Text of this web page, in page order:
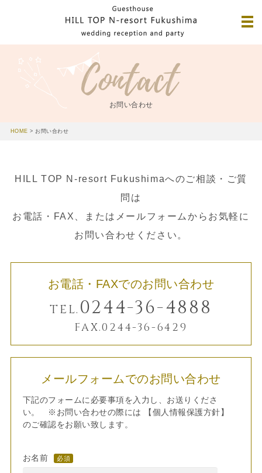
お問い合わせ
HOME > お問い合わせ
HILL TOP N-resort Fukushimaへのご相談・ご質
問は
お電話・FAX、またはメールフォームからお気軽に
お問い合わせください。
お電話・FAXでのお問い合わせ
TEL. 0244-36-4888
FAX.0244-36-6429
メールフォームでのお問い合わせ
下記のフォームに必要事項を入力し、お送りくださ
い。 ※お問い合わせの際には
【個人情報保護方針】
のご確認をお願い致します。
お名前 必須